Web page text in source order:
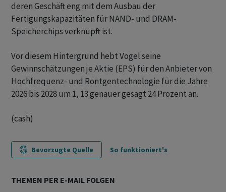
deren Geschäft eng mit dem Ausbau der
Fertigungskapazitäten für NAND- und DRAM-
Speicherchips verknüpft ist.
Vor diesem Hintergrund hebt Vogel seine
Gewinnschätzungen je Aktie (EPS) für den Anbieter von
Hochfrequenz- und Röntgentechnologie für die Jahre
2026 bis 2028 um 1, 13 genauer gesagt 24 Prozent an.
(cash)
Bevorzugte Quelle So funktioniert's
THEMEN PER E-MAIL FOLGEN